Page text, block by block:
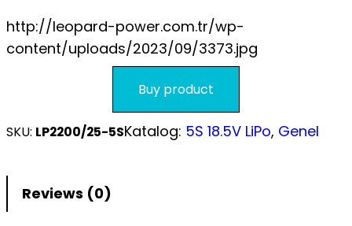
http://leopard-power.com.tr/wp-
content/uploads/2023/09/3373.jpg
Buy product
SKU: LP2200/25-5SKatalog: 5S 18.5V LiPo, Genel
Reviews (0)